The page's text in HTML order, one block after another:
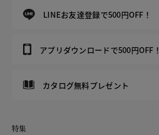
LINEお友達登録で500円OFF！
アプリダウンロードで500円OFF！
カタログ無料プレゼント
特集